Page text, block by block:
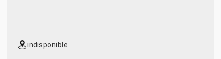
indisponible